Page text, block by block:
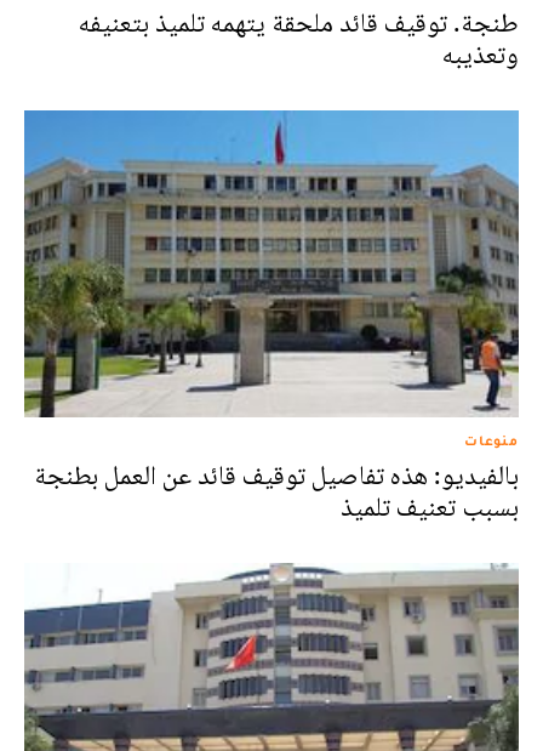
طنجة. توقيف قائد ملحقة يتهمه تلميذ بتعنيفه
وتعذيبه
منوعات
بالفيديو: هذه تفاصيل توقيف قائد عن العمل بطنجة
بسبب تعنيف تلميذ